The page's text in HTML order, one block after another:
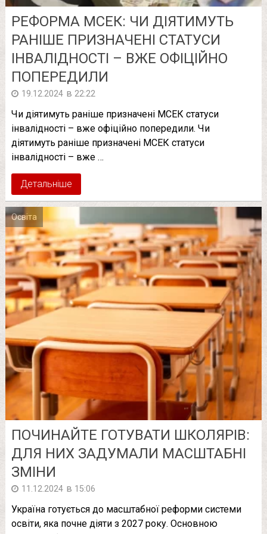
РЕФОРМА МСЕК: ЧИ ДІЯТИМУТЬ
РАНІШЕ ПРИЗНАЧЕНІ СТАТУСИ
ІНВАЛІДНОСТІ – ВЖЕ ОФІЦІЙНО
ПОПЕРЕДИЛИ
19.12.2024 в 22:22
Чи діятимуть раніше призначені МСЕК статуси
інвалідності – вже офіційно попередили. Чи
діятимуть раніше призначені МСЕК статуси
інвалідності – вже …
Детальніше
Освіта
ПОЧИНАЙТЕ ГОТУВАТИ ШКОЛЯРІВ:
ДЛЯ НИХ ЗАДУМАЛИ МАСШТАБНІ
ЗМІНИ
11.12.2024 в 15:06
Україна готується до масштабної реформи системи
освіти, яка почне діяти з 2027 року. Основною